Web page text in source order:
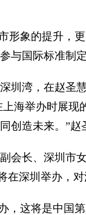
形象的提升，
与国际标准制
圳湾，在赵圣
海举办时展
创造未来。”赵
会长、深圳市
在深圳举办，
，这将是中国